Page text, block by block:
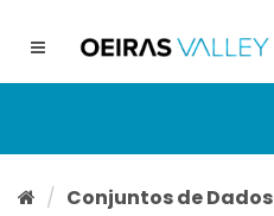
conteúdo
Toggle
Conjuntos de Dados